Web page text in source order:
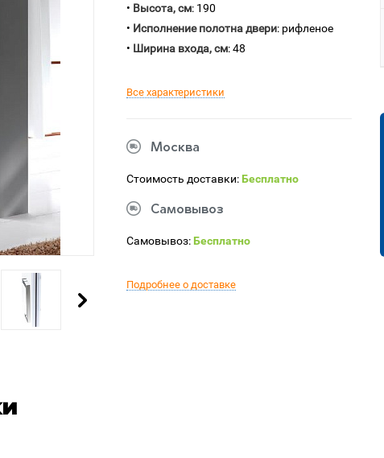
• Высота, см: 190
• Исполнение полотна двери: рифленое
• Ширина входа, см: 48
Все характеристики
Москва
Стоимость доставки:Бесплатно
Самовывоз
Самовывоз:Бесплатно
Подробнее о доставке